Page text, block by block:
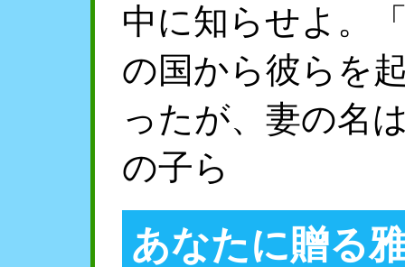
中に知らせよ。
の国から彼らを
ったが、妻の名
の子ら
あなたに贈る